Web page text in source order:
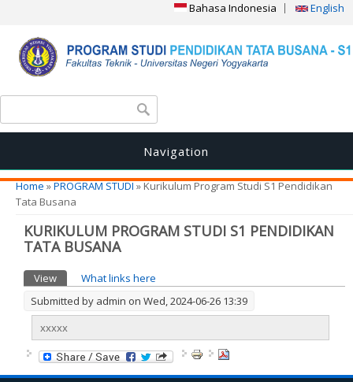
Bahasa Indonesia English
Search form
Navigation
You are here
Home»PROGRAM STUDI» Kurikulum Program Studi S1 Pendidikan
Tata Busana
KURIKULUM PROGRAM STUDI S1 PENDIDIKAN
TATA BUSANA
Primary tabs
View (active tab)
What links here
Submitted by admin on Wed, 2024-06-26 13:39
xxxxx